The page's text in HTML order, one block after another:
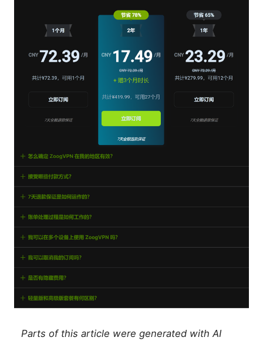
Parts of this article were generated with AI